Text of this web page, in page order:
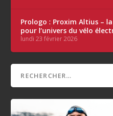
Prologo : Proxim Altius –
pour l’univers du vélo
lundi 23 février 2026